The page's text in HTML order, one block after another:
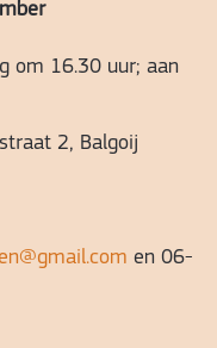
om 16.30 uur; aan
2, Balgoij
en 06-